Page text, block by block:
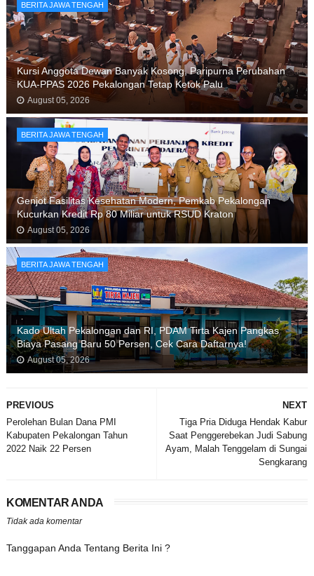
BERITA JAWA TENGAH
Kursi Anggota Dewan Banyak Kosong, Paripurna Perubahan
KUA-PPAS 2026 Pekalongan Tetap Ketok Palu
August 05, 2026
BERITA JAWA TENGAH
Genjot Fasilitas Kesehatan Modern, Pemkab Pekalongan
Kucurkan Kredit Rp 80 Miliar untuk RSUD Kraton
August 05, 2026
BERITA JAWA TENGAH
Kado Ultah Pekalongan dan RI, PDAM Tirta Kajen Pangkas
Biaya Pasang Baru 50 Persen, Cek Cara Daftarnya!
August 05, 2026
NEXT
Tiga Pria Diduga Hendak Kabur
Saat Penggerebekan Judi Sabung
Ayam, Malah Tenggelam di Sungai
Sengkarang
PREVIOUS
Perolehan Bulan Dana PMI
Kabupaten Pekalongan Tahun
2022 Naik 22 Persen
KOMENTAR ANDA
Tidak ada komentar
Tanggapan Anda Tentang Berita Ini ?